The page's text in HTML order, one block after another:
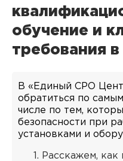
обучение и
требования
В «Единый СРО
обратиться по
числе по тем,
безопасности при
установками и
Расскажем, как